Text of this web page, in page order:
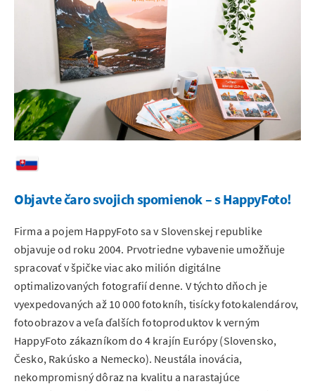
Objavte čaro svojich spomienok – s HappyFoto!
Firma a pojem HappyFoto sa v Slovenskej republike
objavuje od roku 2004. Prvotriedne vybavenie umožňuje
spracovať v špičke viac ako milión digitálne
optimalizovaných fotografií denne. V týchto dňoch je
vyexpedovaných až 10 000 fotokníh, tisícky fotokalendárov,
fotoobrazov a veľa ďalších fotoproduktov k verným
HappyFoto zákazníkom do 4 krajín Európy (Slovensko,
Česko, Rakúsko a Nemecko). Neustála inovácia,
nekompromisný dôraz na kvalitu a narastajúce